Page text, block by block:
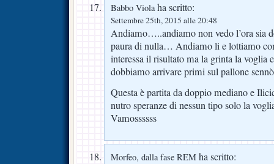
Babbo Violaha scritto:
Settembre 25th, 2015 alle 20:48
Andiamo…..andiamo non vedo l’ora sia
paura di nulla… Andiamo li e lottiamo
interessa il risultato ma la grinta la voglia
dobbiamo arrivare primi sul pallone
Questa è partita da doppio mediano e
nutro speranze di nessun tipo solo la
Vamossssss
Morfeo, dalla fase REM ha scritto: